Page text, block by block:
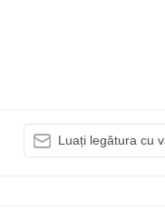
Luați legătura cu